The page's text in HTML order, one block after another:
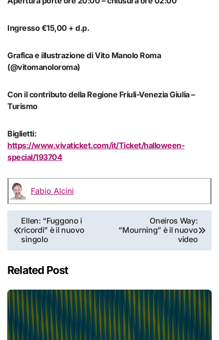
Ingresso €15,00 + d.p.
Grafica e illustrazione di Vito Manolo Roma
(@vitomanoloroma)
Con il contributo della Regione Friuli-Venezia Giulia –
Turismo
Biglietti:
https://www.vivaticket.com/it/Ticket/halloween-
special/193704
Fabio Alcini
Navigazione
articoli
Ellen: “Fuggono i
ricordi” è il nuovo
singolo
Oneiros Way:
“Mourning” è il nuovo
video
Related Post